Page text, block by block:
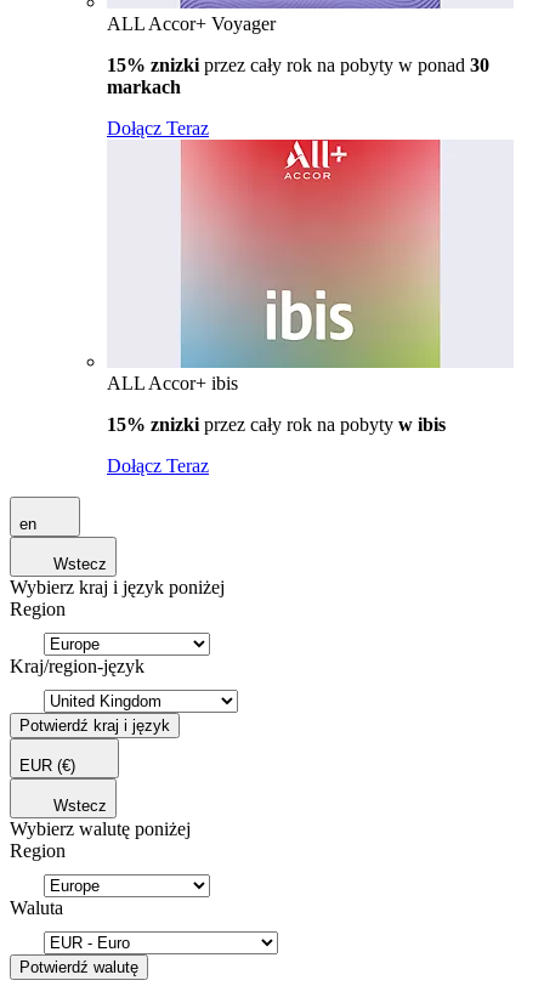
ALL Accor+ Voyager
15% znizki przez cały rok na pobyty w ponad 30
markach
Dołącz Teraz
ALL Accor+ ibis
15% znizki przez cały rok na pobyty w ibis
Dołącz Teraz
en
Wstecz
Wybierz kraj i język poniżej
Region
Kraj/region-język
Potwierdź kraj i język
EUR (€)
Wstecz
Wybierz walutę poniżej
Region
Waluta
Potwierdź walutę